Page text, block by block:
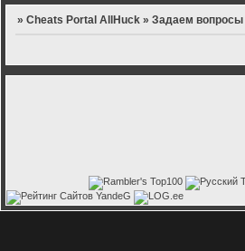
»Cheats Portal AllHuck »Задаем вопросы